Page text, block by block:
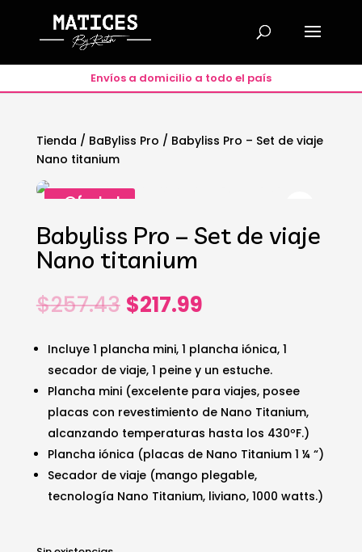
Envíos a domicilio a todo el país
Tienda / BaByliss Pro / Babyliss Pro – Set de viaje
Nano titanium
¡Oferta!
Babyliss Pro – Set de viaje
Nano titanium
$257.43 El
precio
original
era:
$257.43.
$217.99El
actual
es:
$217.99.
Incluye 1 plancha mini, 1 plancha iónica, 1
secador de viaje, 1 peine y un estuche.
Plancha mini (excelente para viajes, posee
placas con revestimiento de Nano Titanium,
alcanzando temperaturas hasta los 430ºF.)
Plancha iónica (placas de Nano Titanium 1 ¼ “)
Secador de viaje (mango plegable,
tecnología Nano Titanium, liviano, 1000 watts.)